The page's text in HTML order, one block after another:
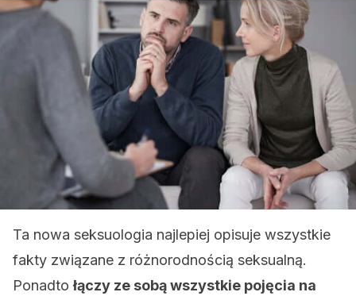
Ta nowa seksuologia najlepiej opisuje wszystkie
fakty związane z różnorodnością seksualną.
Ponadtołączy ze sobą wszystkie pojęcia na